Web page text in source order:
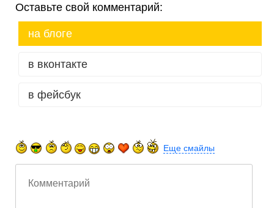
Оставьте свой комментарий:
на блоге
в вконтакте
в фейсбук
Еще смайлы